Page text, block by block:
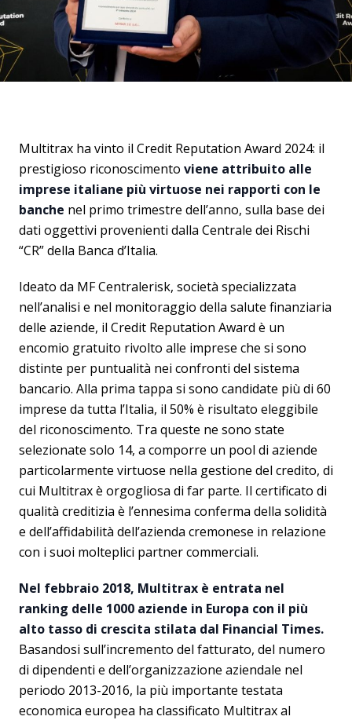
Multitrax ha vinto il Credit Reputation Award 2024: il
prestigioso riconoscimento viene attribuito alle
imprese italiane più virtuose nei rapporti con le
banche nel primo trimestre dell’anno, sulla base dei
dati oggettivi provenienti dalla Centrale dei Rischi
“CR” della Banca d’Italia.
Ideato da MF Centralerisk, società specializzata
nell’analisi e nel monitoraggio della salute finanziaria
delle aziende, il Credit Reputation Award è un
encomio gratuito rivolto alle imprese che si sono
distinte per puntualità nei confronti del sistema
bancario. Alla prima tappa si sono candidate più di 60
imprese da tutta l’Italia, il 50% è risultato eleggibile
del riconoscimento. Tra queste ne sono state
selezionate solo 14, a comporre un pool di aziende
particolarmente virtuose nella gestione del credito, di
cui Multitrax è orgogliosa di far parte. Il certificato di
qualità creditizia è l’ennesima conferma della solidità
e dell’affidabilità dell’azienda cremonese in relazione
con i suoi molteplici partner commerciali.
Nel febbraio 2018, Multitrax è entrata nel
ranking delle 1000 aziende in Europa con il più
alto tasso di crescita stilata dal Financial Times.
Basandosi sull’incremento del fatturato, del numero
di dipendenti e dell’organizzazione aziendale nel
periodo 2013-2016, la più importante testata
economica europea ha classificato Multitrax al